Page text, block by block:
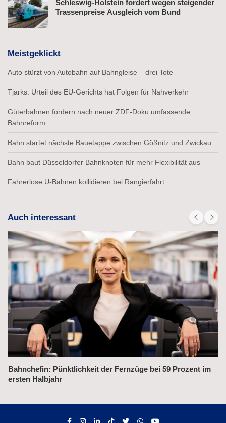
Schleswig-Holstein fordert wegen steigender
Trassenpreise Ausgleich vom Bund
Meistgeklickt
Auto stürzt von Autobahn auf Bahngleise – drei Tote
Tjarks: Urteil des EU-Gerichts hat Folgen für Nahverkehr
Güterbahnen fordern nach neuer ZDF-Doku umfassende
Bahnreform
Bahn startet nächste Bauetappe zwischen Gößnitz und Zwickau
Bahn baut Düsseldorfer Bahnknoten für mehr Flexibilität aus
Fahrerlose U-Bahnen kollidieren bei Rangierfahrt
Auch interessant
Prozent im Alex fährt bis 2031 weiter auf der Strecke